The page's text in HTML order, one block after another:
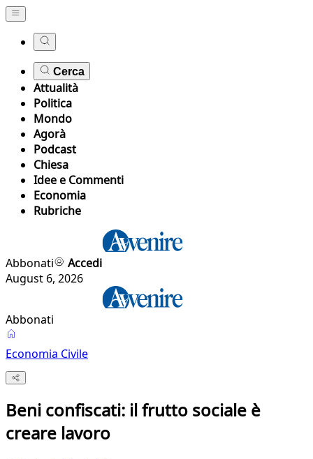
Cerca
Attualità
Politica
Mondo
Agorà
Podcast
Chiesa
Idee e Commenti
Economia
Rubriche
Abbonati
Accedi
August 6, 2026
Abbonati
Economia Civile
Beni confiscati: il frutto sociale è
creare lavoro